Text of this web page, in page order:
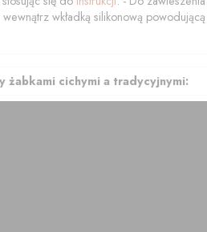
wkładką silikonową
żabkami cichymi a tradycyjnymi: